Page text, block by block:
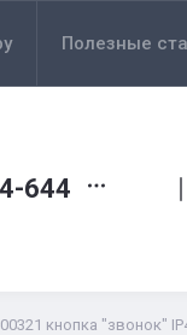
Полезные
644
кнопка "звонок"